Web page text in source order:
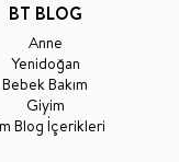
BT BLOG
Anne
Yenidoğan
Bebek Bakım
Giyim
Blog İçerikleri